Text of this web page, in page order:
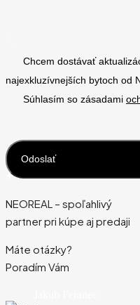
Chcem dostávať
najexkluzívnejších bytoch od
Súhlasím so zásadami
NEOREAL – spoľahlivý
partner pri kúpe aj predaji
Máte otázky?
Poradím Vám